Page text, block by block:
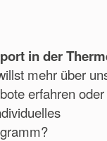
im
in der
mehr über
erfahren oder